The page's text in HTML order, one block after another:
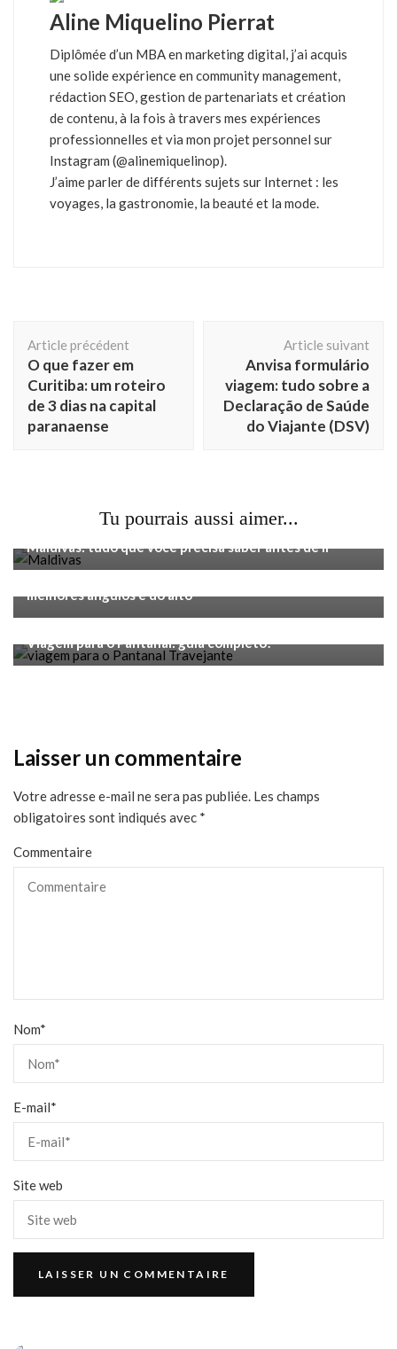
Aline Miquelino Pierrat
Diplômée d’un MBA en marketing digital, j’ai acquis
une solide expérience en community management,
rédaction SEO, gestion de partenariats et création
de contenu, à la fois à travers mes expériences
professionnelles et via mon projet personnel sur
Instagram (@alinemiquelinop).
J’aime parler de différents sujets sur Internet : les
voyages, la gastronomie, la beauté et la mode.
d'article
Article précédent
O que fazer em
Curitiba: um roteiro
de 3 dias na capital
paranaense
Article suivant
Anvisa formulário
viagem: tudo sobre a
Declaração de Saúde
do Viajante (DSV)
Tu pourrais aussi aimer...
Maldivas: tudo que você precisa saber antes de ir
Voyage
melhores ângulos e do alto
Viagem para o Pantanal: guia completo!
Laisser un commentaire
Votre adresse e-mail ne sera pas publiée. Les champs
obligatoires sont indiqués avec *
Commentaire
Nom*
E-mail*
Site web